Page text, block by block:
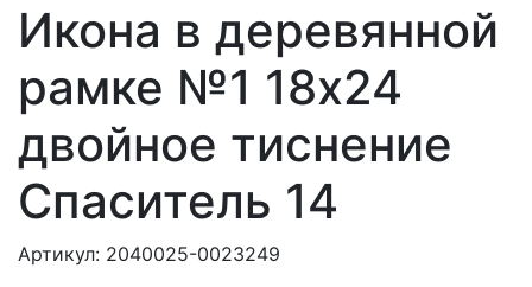
Икона в деревянной
рамке №1 18х24
двойное тиснение
Спаситель 14
Артикул: 2040025-0023249